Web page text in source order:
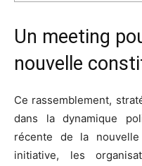
Un meeting
nouvelle
Ce rassemblement,
dans la dynamique
récente de la
initiative, les